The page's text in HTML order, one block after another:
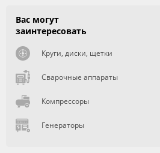
Вас могут
заинтересовать
Круги, диски, щетки
Сварочные аппараты
Компрессоры
Генераторы